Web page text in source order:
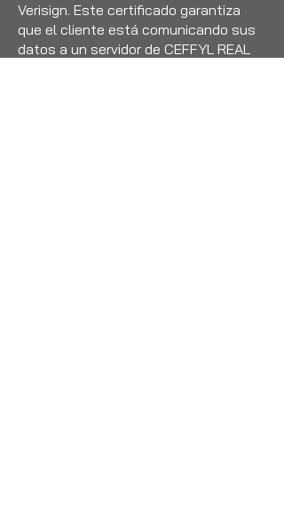
Verisign. Este certificado garantiza
que el cliente está comunicando sus
datos a un servidor de CEFFYL REAL